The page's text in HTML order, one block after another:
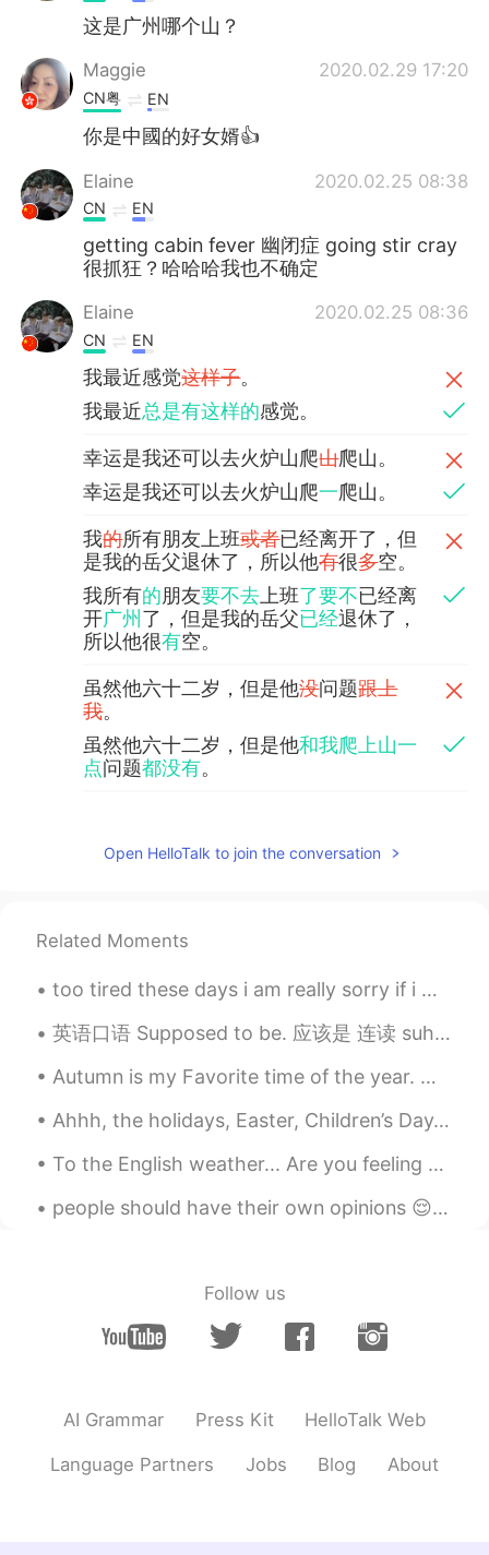
这是广州哪个山？
Maggie 2020.02.29 17:20
CN粤 EN
你是中國的好女婿👍
Elaine 2020.02.25 08:38
CN EN
getting cabin fever 幽闭症 going stir cray
很抓狂？哈哈哈我也不确定
Elaine 2020.02.25 08:36
CN EN
我最近感觉这样子。
我最近总是有这样的感觉。
幸运是我还可以去火炉山爬山爬山。
幸运是我还可以去火炉山爬一爬山。
我的所有朋友上班或者已经离开了，但
是我的岳父退休了，所以他有很多空。
我所有的朋友要不去 上班了要不已经离
开广州了，但是我的岳父已经退休了，
所以他很有空。
虽然他六十二岁，但是他没问题跟上
我。
虽然他六十二岁，但是他和我爬上山一
点问题都没有。
天气很舒适，阳光好舒服，景色好看，
我也很开心找到了一个营业的书店。
它有很少英文书，但是我买了 一本 书：
Jack London的Call of the Wild和White
Fang.
尽管 它只有很少的英文书，但是我还是
Wild和White Fang.
我以前读了很多他的短故事，而且他是
其中的我最爱的作家。
CN EN
Chaney Zeng 2020.02.22 01:59
@John 约翰
Open HelloTalk to join the conversation
Related Moments
too tired these days i am really sorry if i make anyone waiting for replying 😢😢i really hate to ...
英语口语 Supposed to be. 应该是 连读 suh-poh-sta-be It's supposed to be good. 应该很好 连读 it-suh-poh-sta-be...
Autumn is my Favorite time of the year. With the season slowly creeping up on us, I get excited f...
Ahhh, the holidays, Easter, Children’s Day, and of course, Golden Week! The holidays are great to...
To the English weather... Are you feeling okay? I’m here for you if you need someone to talk ...
people should have their own opinions 😌 if you live on other people opinions that you don’t agree...
Follow us
AI Grammar Press Kit HelloTalk Web
Language Partners Jobs Blog About